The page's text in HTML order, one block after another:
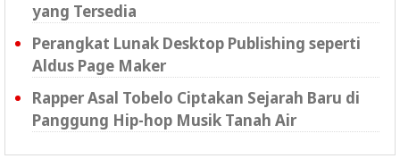
yang Tersedia
Perangkat Lunak Desktop Publishing seperti
Aldus Page Maker
Rapper Asal Tobelo Ciptakan Sejarah Baru di
Panggung Hip-hop Musik Tanah Air